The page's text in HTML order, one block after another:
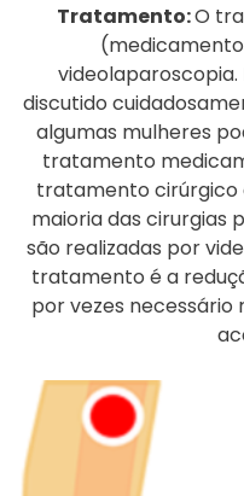
Tratamento:O
videolaparoscopia.
discutido
algumas mulheres
tratamento
tratamento cirúrgico
maioria das cirurgias
são realizadas por
tratamento é a
por vezes